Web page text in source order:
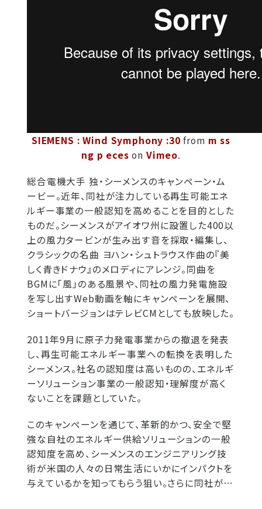
SIEMENS : Wind Symphony :30 from m ss
ng p eces on Vimeo.
総合電機大手 独・シーメンスのキャンペーン・ム
ービー。近年、同社が注力している再生可能エネ
ルギー事業の一般認知を高めることを目的とした
ものだ。シーメンスがアイオワ州に設置した400以
上の風力タービンが生み出す音を採取・編集し、
クラシックの名曲 ヨハン・シュトラウス作曲の『美
しく青きドナウ』のメロディにアレンジ。同曲を
BGMに「風」のある風景や、同社の風力発電施設
を写し出すWeb動画を軸にキャンペーンを展開、
ショートバージョンはテレビCMとしても放映した。
2011年9月に原子力発電事業からの撤退を発表
し、再生可能エネルギー事業への転換を表明した
シーメンス。社名の認知度は高いものの、エネルギ
ーソリューション事業の一般認知・理解度が高く
ないことを課題としていた。
このキャンペーンを通じて、革新的かつ、安全で堅
強な自社のエネルギー供給ソリューションの一般
認知度を高め、シーメンスのエンジニアリング技
術が米国の人々の日常生活にいかにインパクトを
与えているかを知ってもらう狙い。さらに同社が…